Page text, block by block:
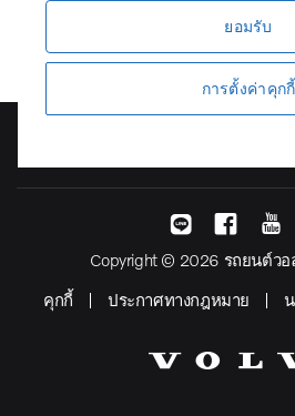
Copyright © 2026 รถยนต์ว
คุกกี้
ประกาศทางกฎหมาย
ยอมรับ
การตั้งค่าคุกกี้